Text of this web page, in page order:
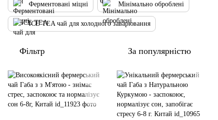
Ферментовані міцні Мінімально оброблені
ICE TEA чай для холодного заварювання
Фільтр За популярністю